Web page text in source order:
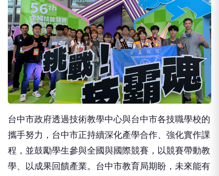
台中市政府透過技術教學中心與台中市各技職學校的
攜手努力，台中市正持續深化產學合作、強化實作課
程，並鼓勵學生參與全國與國際競賽，以競賽帶動教
學、以成果回饋產業。台中市教育局期盼，未來能有
更多台中學子站上國際舞台，將在地技職實力推向世